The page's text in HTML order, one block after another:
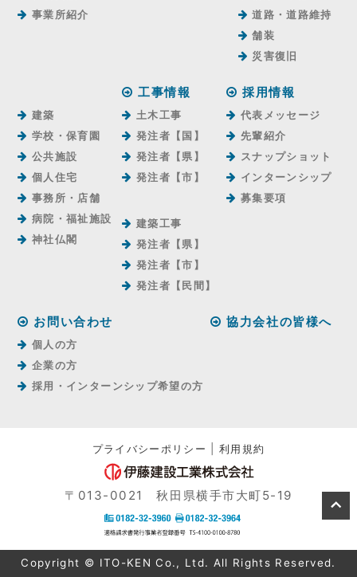
事業所紹介
道路・道路維持
舗装
災害復旧
建築
学校・保育園
公共施設
個人住宅
事務所・店舗
病院・福祉施設
神社仏閣
工事情報
土木工事
発注者【国】
発注者【県】
発注者【市】
建築工事
発注者【県】
発注者【市】
発注者【⺠間】
採用情報
代表メッセージ
先輩紹介
スナップショット
インターンシップ
募集要項
お問い合わせ
個人の方
企業の方
採用・インターンシップ希望の方
協力会社の皆様へ
プライバシーポリシー |利用規約
〒013-0021 秋田県横手市大町5-19
Copyright © ITO-KEN Co., Ltd. All Rights Reserved.